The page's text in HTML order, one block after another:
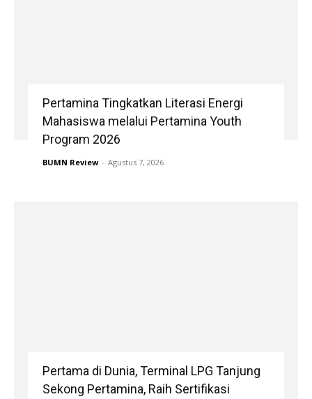
Pertamina Tingkatkan Literasi Energi
Mahasiswa melalui Pertamina Youth
Program 2026
BUMN Review - Agustus 7, 2026
Pertama di Dunia, Terminal LPG Tanjung
Sekong Pertamina, Raih Sertifikasi